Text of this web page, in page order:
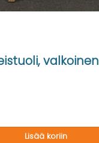
Lisää koriin